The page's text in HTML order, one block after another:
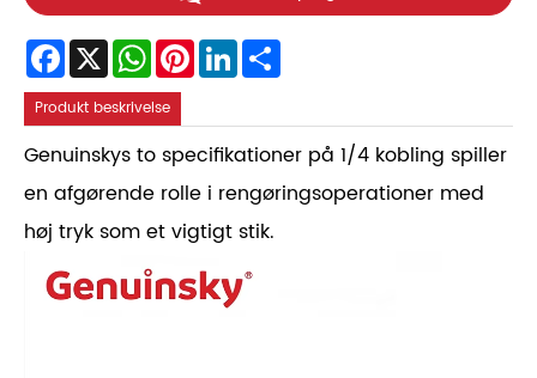
Facebook
X WhatsAppPinterestLinkedIn
Produkt beskrivelse
Genuinskys to specifikationer på 1/4 kobling spiller
en afgørende rolle i rengøringsoperationer med
høj tryk som et vigtigt stik.